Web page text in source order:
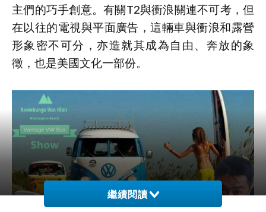
主們的巧手創意。有關T2與衝浪關連不可考，但
在以往的電視與平面廣告，這輛車與衝浪和露營
形象密不可分，亦造就其成為自由、奔放的象
徵，也是美國文化一部份。
繼續閱讀